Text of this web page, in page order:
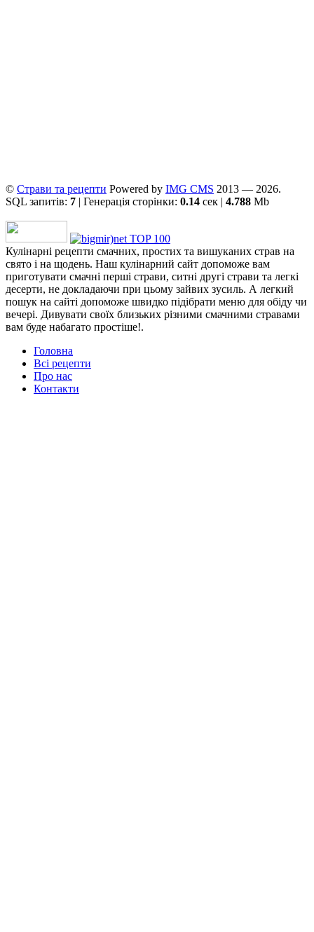
© Страви та рецепти Powered by ІMG CMS 2013 — 2026.
SQL запитів: 7 | Генерація сторінки: 0.14 сек | 4.788 Mb
Кулінарні рецепти смачних, простих та вишуканих страв на
свято і на щодень. Наш кулінарний сайт допоможе вам
приготувати смачні перші страви, ситні другі страви та легкі
десерти, не докладаючи при цьому зайвих зусиль. А легкий
пошук на сайті допоможе швидко підібрати меню для обіду чи
вечері. Дивувати своїх близьких різними смачними стравами
вам буде набагато простіше!.
Головна
Всі рецепти
Про нас
Контакти